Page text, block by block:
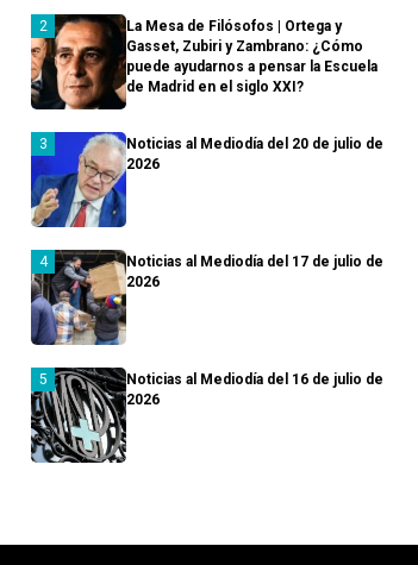
La Mesa de Filósofos | Ortega y
Gasset, Zubiri y Zambrano: ¿Cómo
puede ayudarnos a pensar la Escuela
de Madrid en el siglo XXI?
Noticias al Mediodía del 20 de julio de
2026
Noticias al Mediodía del 17 de julio de
2026
Noticias al Mediodía del 16 de julio de
2026